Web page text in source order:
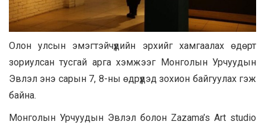
Олон улсын эмэгтэйчүүдийн эрхийг хамгаалах өдөрт
зориулсан тусгай арга хэмжээг Монголын Урчуудын
Эвлэл энэ сарын 7, 8-ны өдрүүдэд зохион байгуулах гэж
байна.
Монголын Урчуудын Эвлэл болон Zazama’s Art studio